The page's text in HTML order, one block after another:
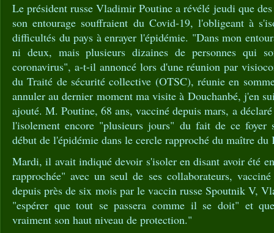
Le président russe Vladimir Poutine a révélé jeudi que
son entourage souffraient du Covid-19, l'obligeant à
difficultés du pays à enrayer l'épidémie. "Dans mon
ni deux, mais plusieurs dizaines de personnes qui
coronavirus", a-t-il annoncé lors d'une réunion par
du Traité de sécurité collective (OTSC), réunie en
annuler au dernier moment ma visite à Douchanbé, j'en
ajouté. M. Poutine, 68 ans, vacciné depuis mars, a
l'isolement encore "plusieurs jours" du fait de ce foyer
début de l'épidémie dans le cercle rapproché du maître
Mardi, il avait indiqué devoir s'isoler en disant avoir été
rapprochée" avec un seul de ses collaborateurs,
depuis près de six mois par le vaccin russe Spoutnik V,
"espérer que tout se passera comme il se doit" et
vraiment son haut niveau de protection."